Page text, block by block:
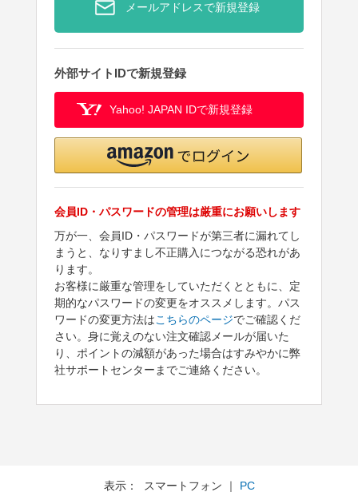
メールアドレスで新規登録
外部サイトIDで新規登録
Yahoo! JAPAN IDで新規登録
会員ID・パスワードの管理は厳重にお願いします
万が一、会員ID・パスワードが第三者に漏れてし
まうと、なりすまし不正購入につながる恐れがあ
ります。
お客様に厳重な管理をしていただくとともに、定
期的なパスワードの変更をオススメします。パス
ワードの変更方法はこちらのページでご確認くだ
さい。身に覚えのない注文確認メールが届いた
り、ポイントの減額があった場合はすみやかに弊
社サポートセンターまでご連絡ください。
表示： スマートフォン ｜ PC